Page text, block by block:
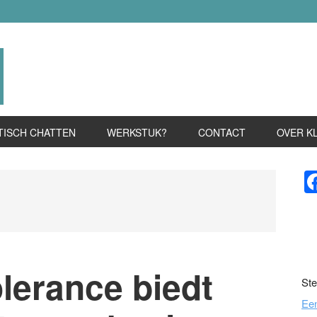
CHATTEN WERKSTUK? CONTACT OVER
biedt